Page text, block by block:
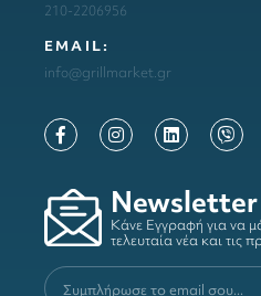
210-2206956
ΕΜΑΙL:
info@grillmarket.gr
Newsletter
Κάνε Εγγραφή για να
τελευταία νέα και τις